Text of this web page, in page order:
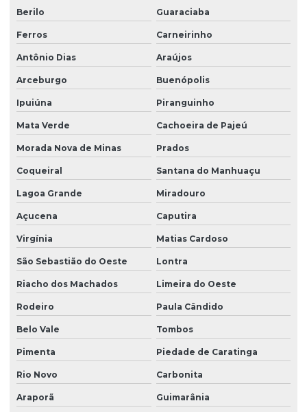
Berilo Guaraciaba
Ferros Carneirinho
Antônio Dias Araújos
Arceburgo Buenópolis
Ipuiúna Piranguinho
Mata Verde Cachoeira de Pajeú
Morada Nova de Minas Prados
Coqueiral Santana do Manhuaçu
Lagoa Grande Miradouro
Açucena Caputira
Virgínia Matias Cardoso
São Sebastião do Oeste Lontra
Riacho dos Machados Limeira do Oeste
Rodeiro Paula Cândido
Belo Vale Tombos
Pimenta Piedade de Caratinga
Rio Novo Carbonita
Araporã Guimarânia